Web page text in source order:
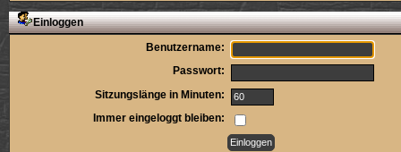
Einloggen
Benutzername:
Passwort:
Sitzungslänge in Minuten:
Immer eingeloggt bleiben: